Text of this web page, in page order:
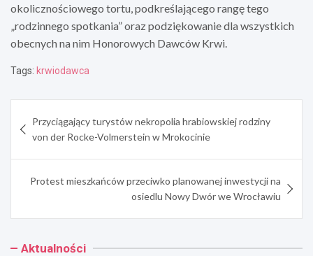
okolicznościowego tortu, podkreślającego rangę tego
„rodzinnego spotkania” oraz podziękowanie dla wszystkich
obecnych na nim Honorowych Dawców Krwi.
Tags: krwiodawca
wpisu
Przyciągający turystów nekropolia hrabiowskiej rodziny
von der Rocke-Volmerstein w Mrokocinie
Protest mieszkańców przeciwko planowanej inwestycji na
osiedlu Nowy Dwór we Wrocławiu
Aktualności